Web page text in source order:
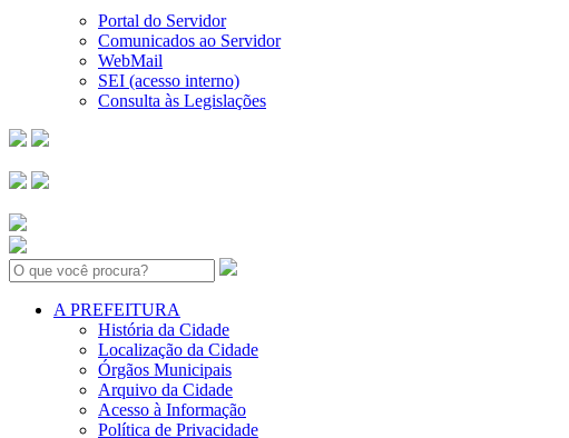
Portal do Servidor
Comunicados ao Servidor
WebMail
SEI (acesso interno)
Consulta às Legislações
Search:
A PREFEITURA
História da Cidade
Localização da Cidade
Órgãos Municipais
Arquivo da Cidade
Acesso à Informação
Política de Privacidade